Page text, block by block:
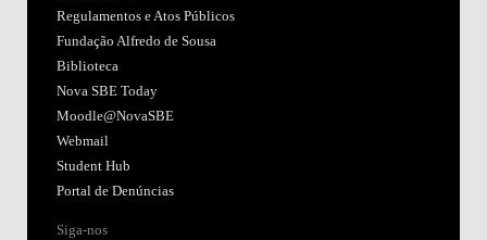
Regulamentos e Atos Públicos
Fundação Alfredo de Sousa
Biblioteca
Nova SBE Today
Moodle@NovaSBE
Webmail
Student Hub
Portal de Denúncias
Siga-nos